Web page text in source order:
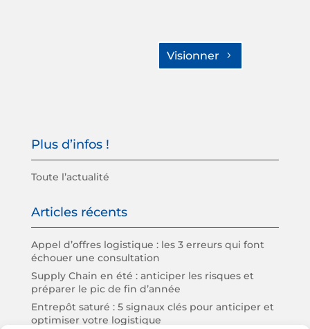
Visionner
Plus d’infos !
Toute l’actualité
Articles récents
Appel d’offres logistique : les 3 erreurs qui font
échouer une consultation
Supply Chain en été : anticiper les risques et
préparer le pic de fin d’année
Entrepôt saturé : 5 signaux clés pour anticiper et
optimiser votre logistique